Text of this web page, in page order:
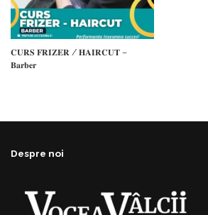
𝐂𝐔𝐑𝐒 𝐅𝐑𝐈𝐙𝐄𝐑 / 𝐇𝐀𝐈𝐑𝐂𝐔𝐓 –
𝐁𝐚𝐫𝐛𝐞𝐫
Despre noi